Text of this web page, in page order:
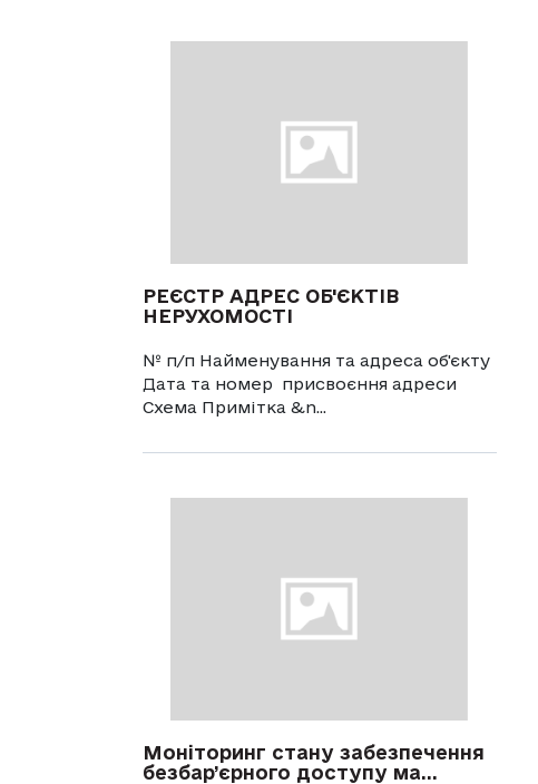
РЕЄСТР АДРЕС ОБ'ЄКТІВ
НЕРУХОМОСТІ
№ п/п Найменування та адреса об'єкту
Дата та номер присвоєння адреси
Схема Примітка &n...
Моніторинг стану забезпечення
безбар’єрного доступу ма...